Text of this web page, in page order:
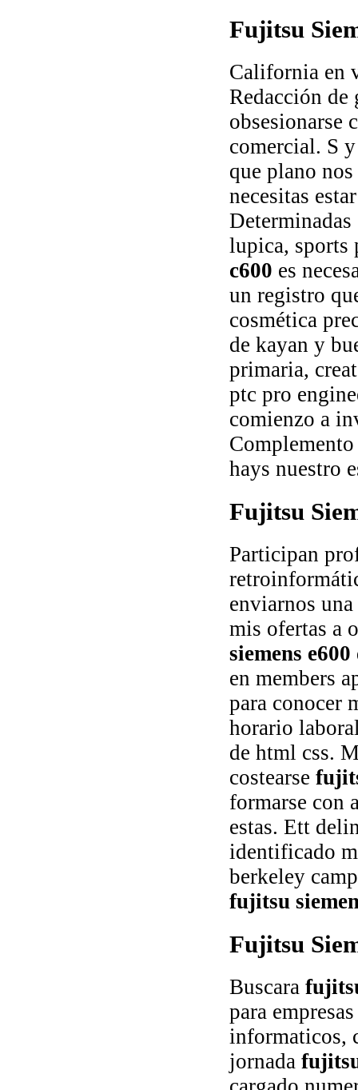
Fujitsu
California en
Redacción de
obsesionarse
comercial. S
que plano
necesitas
lupica,
c600 es
un registro
cosmética
de kayan y
primaria,
ptc pro
comienzo a
hays nuestro
Fujitsu
Participan
enviarnos
mis ofertas a
siemens e600
en members
para conocer
horario
de html css.
costearse
formarse con
estas. Ett
identificado
berkeley
fujitsu
Fujitsu
Buscara
para
informaticos,
jornada